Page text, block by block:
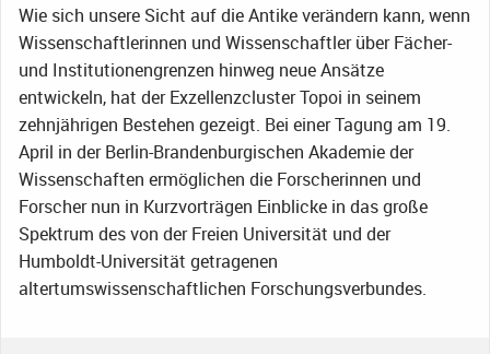
Wie sich unsere Sicht auf die Antike verändern kann, wenn
Wissenschaftlerinnen und Wissenschaftler über Fächer-
und Institutionengrenzen hinweg neue Ansätze
entwickeln, hat der Exzellenzcluster Topoi in seinem
zehnjährigen Bestehen gezeigt. Bei einer Tagung am 19.
April in der Berlin-Brandenburgischen Akademie der
Wissenschaften ermöglichen die Forscherinnen und
Forscher nun in Kurzvorträgen Einblicke in das große
Spektrum des von der Freien Universität und der
Humboldt-Universität getragenen
altertumswissenschaftlichen Forschungsverbundes.